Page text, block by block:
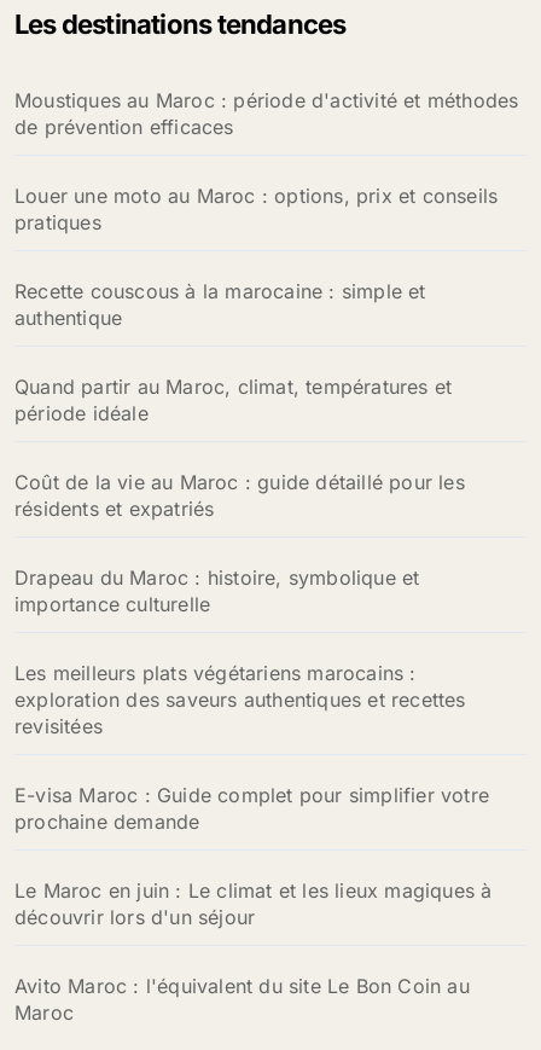
Les destinations tendances
Moustiques au Maroc : période d'activité et méthodes
de prévention efficaces
Louer une moto au Maroc : options, prix et conseils
pratiques
Recette couscous à la marocaine : simple et
authentique
Quand partir au Maroc, climat, températures et
période idéale
Coût de la vie au Maroc : guide détaillé pour les
résidents et expatriés
Drapeau du Maroc : histoire, symbolique et
importance culturelle
Les meilleurs plats végétariens marocains :
exploration des saveurs authentiques et recettes
revisitées
E-visa Maroc : Guide complet pour simplifier votre
prochaine demande
Le Maroc en juin : Le climat et les lieux magiques à
découvrir lors d'un séjour
Avito Maroc : l'équivalent du site Le Bon Coin au
Maroc